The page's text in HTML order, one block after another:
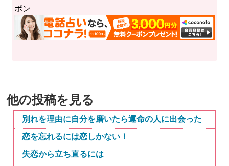
ポン
他の投稿を見る
別れを理由に自分を磨いたら運命の人に出会った
恋を忘れるには恋しかない！
失恋から立ち直るには